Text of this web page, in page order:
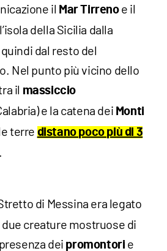
il MarTirrenoe il
della Sicilia dalla
dal resto del
Nel punto più vicino dello
il massiccio
e la catena dei Monti
terre distano poco più di 3
di Messina era legato
creature mostruose di
dei promontori e